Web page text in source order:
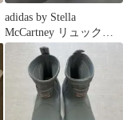
adidas by Stella
McCartney リュックバ
ックパック